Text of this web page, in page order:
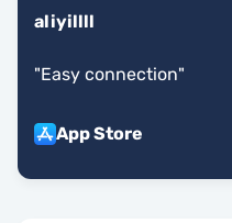
aliyillll
"Easy connection"
App Store